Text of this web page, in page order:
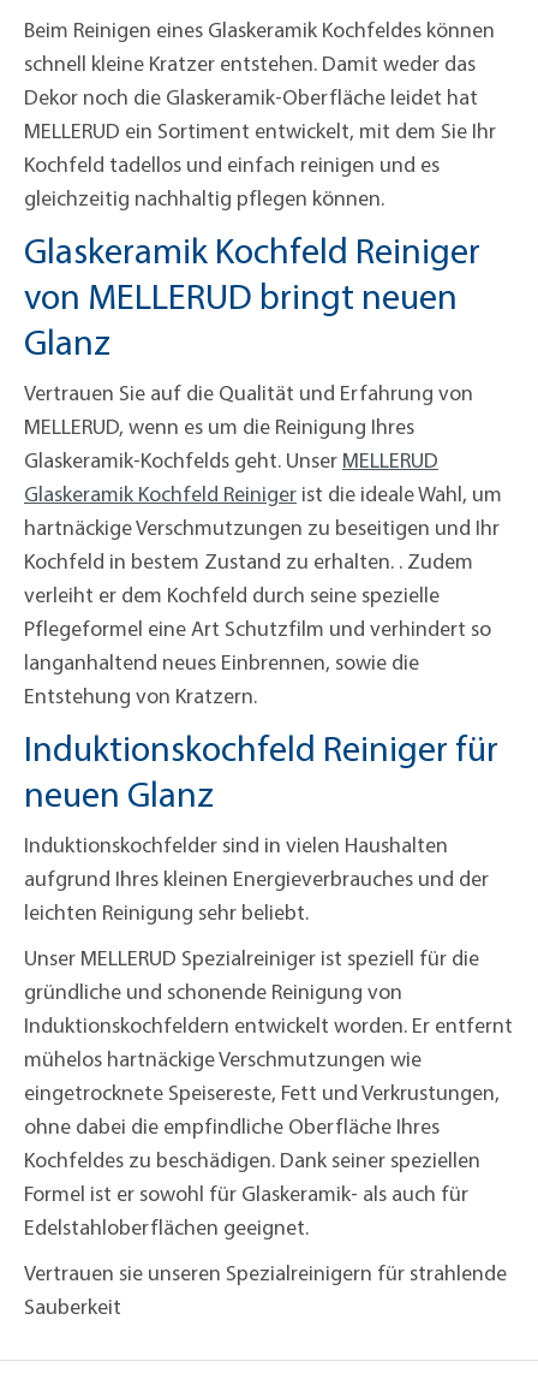
Beim Reinigen eines Glaskeramik Kochfeldes können
schnell kleine Kratzer entstehen. Damit weder das
Dekor noch die Glaskeramik-Oberfläche leidet hat
MELLERUD ein Sortiment entwickelt, mit dem Sie Ihr
Kochfeld tadellos und einfach reinigen und es
gleichzeitig nachhaltig pflegen können.
Glaskeramik Kochfeld Reiniger
von MELLERUD bringt neuen
Glanz
Vertrauen Sie auf die Qualität und Erfahrung von
MELLERUD, wenn es um die Reinigung Ihres
Glaskeramik-Kochfelds geht. Unser MELLERUD
Glaskeramik Kochfeld Reiniger ist die ideale Wahl, um
hartnäckige Verschmutzungen zu beseitigen und Ihr
Kochfeld in bestem Zustand zu erhalten. . Zudem
verleiht er dem Kochfeld durch seine spezielle
Pflegeformel eine Art Schutzfilm und verhindert so
langanhaltend neues Einbrennen, sowie die
Entstehung von Kratzern.
Induktionskochfeld Reiniger für
neuen Glanz
Induktionskochfelder sind in vielen Haushalten
aufgrund Ihres kleinen Energieverbrauches und der
leichten Reinigung sehr beliebt.
Unser MELLERUD Spezialreiniger ist speziell für die
gründliche und schonende Reinigung von
Induktionskochfeldern entwickelt worden. Er entfernt
mühelos hartnäckige Verschmutzungen wie
eingetrocknete Speisereste, Fett und Verkrustungen,
ohne dabei die empfindliche Oberfläche Ihres
Kochfeldes zu beschädigen. Dank seiner speziellen
Formel ist er sowohl für Glaskeramik- als auch für
Edelstahloberflächen geeignet.
Vertrauen sie unseren Spezialreinigern für strahlende
Sauberkeit